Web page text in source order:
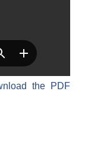
the PDF